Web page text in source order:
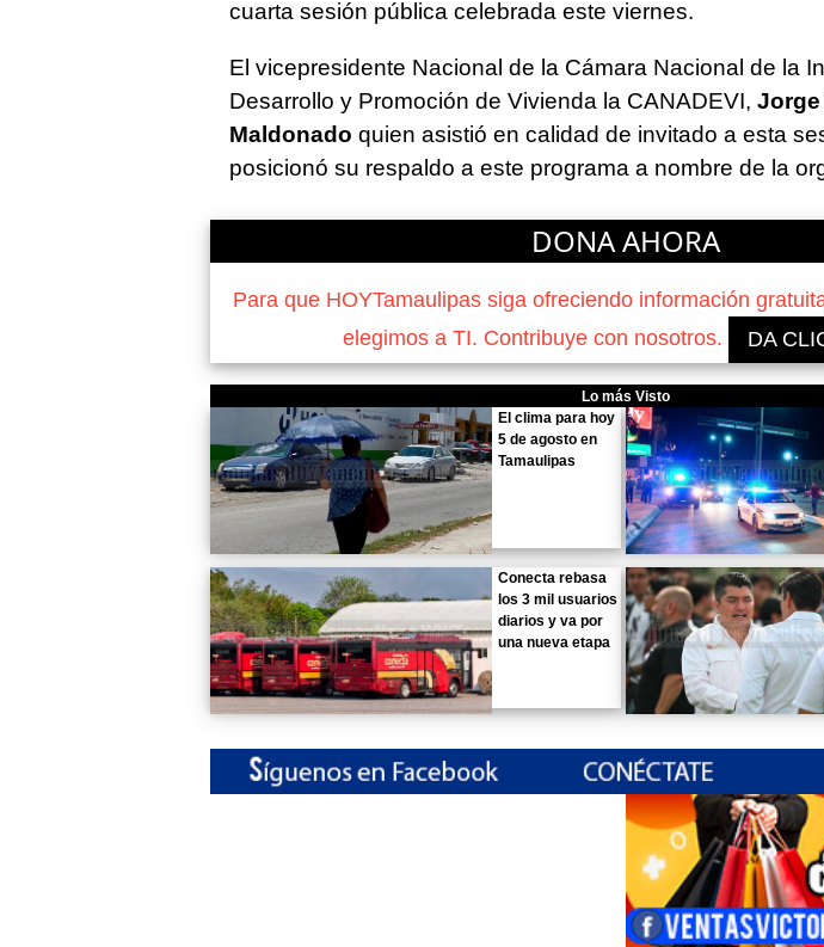
cuarta sesión pública celebrada este viernes.
El vicepresidente Nacional de la Cámara Nacional de la
Desarrollo y Promoción de Vivienda la CANADEVI, Jorge
Maldonado quien asistió en calidad de invitado a esta
posicionó su respaldo a este programa a nombre de la
DONA AHORA
Para que HOYTamaulipas siga ofreciendo información
elegimos a TI. Contribuye con nosotros.
DA
Lo más Visto
El clima para hoy
5 de agosto en
Tamaulipas
Conecta rebasa
los 3 mil usuarios
diarios y va por
una nueva etapa